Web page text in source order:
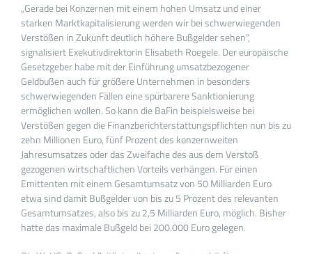
„Gerade bei Konzernen mit einem hohen Umsatz und einer
starken Marktkapitalisierung werden wir bei schwerwiegenden
Verstößen in Zukunft deutlich höhere Bußgelder sehen“,
signalisiert Exekutivdirektorin Elisabeth Roegele. Der europäische
Gesetzgeber habe mit der Einführung umsatzbezogener
Geldbußen auch für größere Unternehmen in besonders
schwerwiegenden Fällen eine spürbarere Sanktionierung
ermöglichen wollen. So kann die BaFin beispielsweise bei
Verstößen gegen die Finanzberichterstattungspflichten nun bis zu
zehn Millionen Euro, fünf Prozent des konzernweiten
Jahresumsatzes oder das Zweifache des aus dem Verstoß
gezogenen wirtschaftlichen Vorteils verhängen. Für einen
Emittenten mit einem Gesamtumsatz von 50 Milliarden Euro
etwa sind damit Bußgelder von bis zu 5 Prozent des relevanten
Gesamtumsatzes, also bis zu 2,5 Milliarden Euro, möglich. Bisher
hatte das maximale Bußgeld bei 200.000 Euro gelegen.